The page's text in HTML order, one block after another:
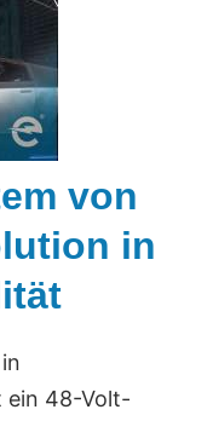
von
in
ein 48-Volt-